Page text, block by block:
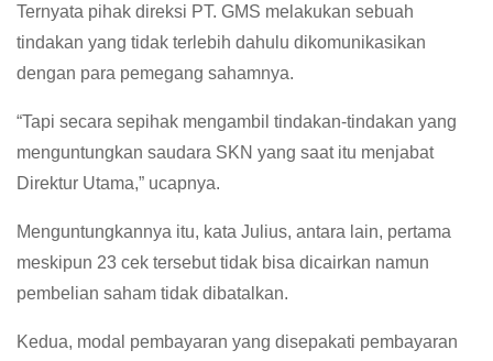
Ternyata pihak direksi PT. GMS melakukan sebuah
tindakan yang tidak terlebih dahulu dikomunikasikan
dengan para pemegang sahamnya.
“Tapi secara sepihak mengambil tindakan-tindakan yang
menguntungkan saudara SKN yang saat itu menjabat
Direktur Utama,” ucapnya.
Menguntungkannya itu, kata Julius, antara lain, pertama
meskipun 23 cek tersebut tidak bisa dicairkan namun
pembelian saham tidak dibatalkan.
Kedua, modal pembayaran yang disepakati pembayaran